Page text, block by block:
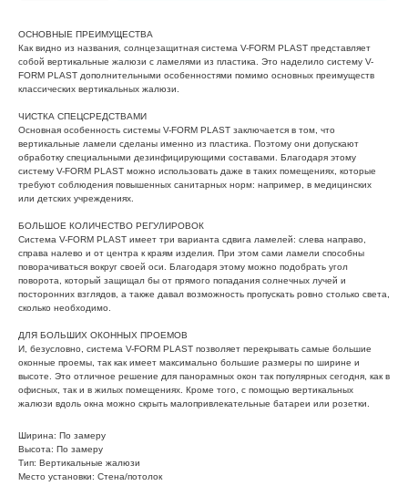
ОСНОВНЫЕ ПРЕИМУЩЕСТВА
Как видно из названия, солнцезащитная система V-FORM PLAST представляет
собой вертикальные жалюзи с ламелями из пластика. Это наделило систему V-
FORM PLAST дополнительными особенностями помимо основных преимуществ
классических вертикальных жалюзи.
ЧИСТКА СПЕЦСРЕДСТВАМИ
Основная особенность системы V-FORM PLAST заключается в том, что
вертикальные ламели сделаны именно из пластика. Поэтому они допускают
обработку специальными дезинфицирующими составами. Благодаря этому
систему V-FORM PLAST можно использовать даже в таких помещениях, которые
требуют соблюдения повышенных санитарных норм: например, в медицинских
или детских учреждениях.
БОЛЬШОЕ КОЛИЧЕСТВО РЕГУЛИРОВОК
Система V-FORM PLAST имеет три варианта сдвига ламелей: слева направо,
справа налево и от центра к краям изделия. При этом сами ламели способны
поворачиваться вокруг своей оси. Благодаря этому можно подобрать угол
поворота, который защищал бы от прямого попадания солнечных лучей и
посторонних взглядов, а также давал возможность пропускать ровно столько света,
сколько необходимо.
ДЛЯ БОЛЬШИХ ОКОННЫХ ПРОЕМОВ
И, безусловно, система V-FORM PLAST позволяет перекрывать самые большие
оконные проемы, так как имеет максимально большие размеры по ширине и
высоте. Это отличное решение для панорамных окон так популярных сегодня, как в
офисных, так и в жилых помещениях. Кроме того, с помощью вертикальных
жалюзи вдоль окна можно скрыть малопривлекательные батареи или розетки.
Ширина: По замеру
Высота: По замеру
Тип: Вертикальные жалюзи
Место установки: Стена/потолок